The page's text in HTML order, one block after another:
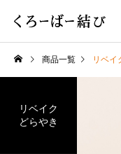
商品一覧 リベイ
リベイク
どらやき